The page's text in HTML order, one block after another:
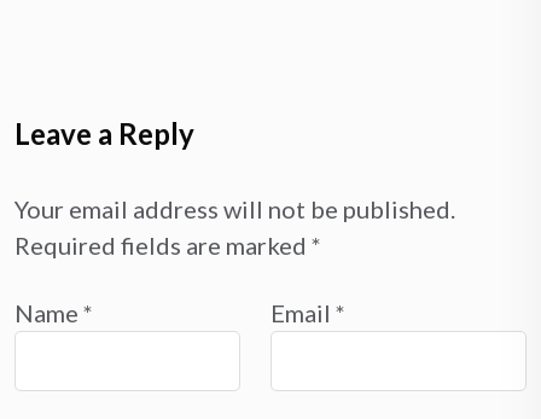
Leave a Reply
Your email address will not be published.
Required fields are marked *
Name * Email *